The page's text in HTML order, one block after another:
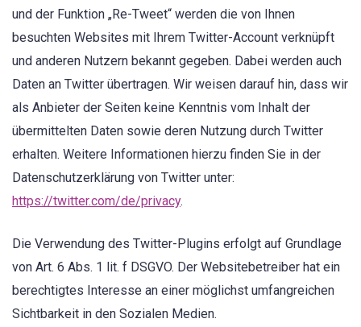
und der Funktion „Re-Tweet“ werden die von Ihnen
besuchten Websites mit Ihrem Twitter-Account verknüpft
und anderen Nutzern bekannt gegeben. Dabei werden auch
Daten an Twitter übertragen. Wir weisen darauf hin, dass wir
als Anbieter der Seiten keine Kenntnis vom Inhalt der
übermittelten Daten sowie deren Nutzung durch Twitter
erhalten. Weitere Informationen hierzu finden Sie in der
Datenschutzerklärung von Twitter unter:
https://twitter.com/de/privacy.
Die Verwendung des Twitter-Plugins erfolgt auf Grundlage
von Art. 6 Abs. 1 lit. f DSGVO. Der Websitebetreiber hat ein
berechtigtes Interesse an einer möglichst umfangreichen
Sichtbarkeit in den Sozialen Medien.